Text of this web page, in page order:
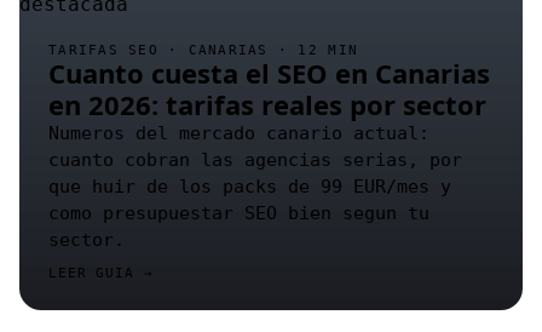
TARIFAS SEO · CANARIAS · 12 MIN
Cuanto cuesta el SEO en Canarias
en 2026: tarifas reales por sector
Numeros del mercado canario actual:
cuanto cobran las agencias serias, por
que huir de los packs de 99 EUR/mes y
como presupuestar SEO bien segun tu
sector.
LEER GUIA →